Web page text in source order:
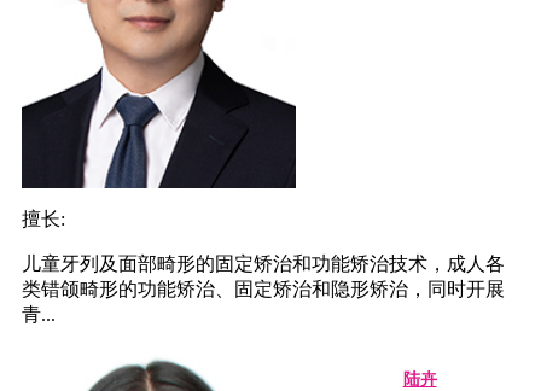
擅长:
儿童牙列及面部畸形的固定矫治和功能矫治技术，成人各
类错颌畸形的功能矫治、固定矫治和隐形矫治，同时开展
青...
陆卉